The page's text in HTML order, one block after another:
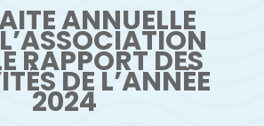
ANNUELLE
RAPPORT DES
DE L’ANNÉE
2024